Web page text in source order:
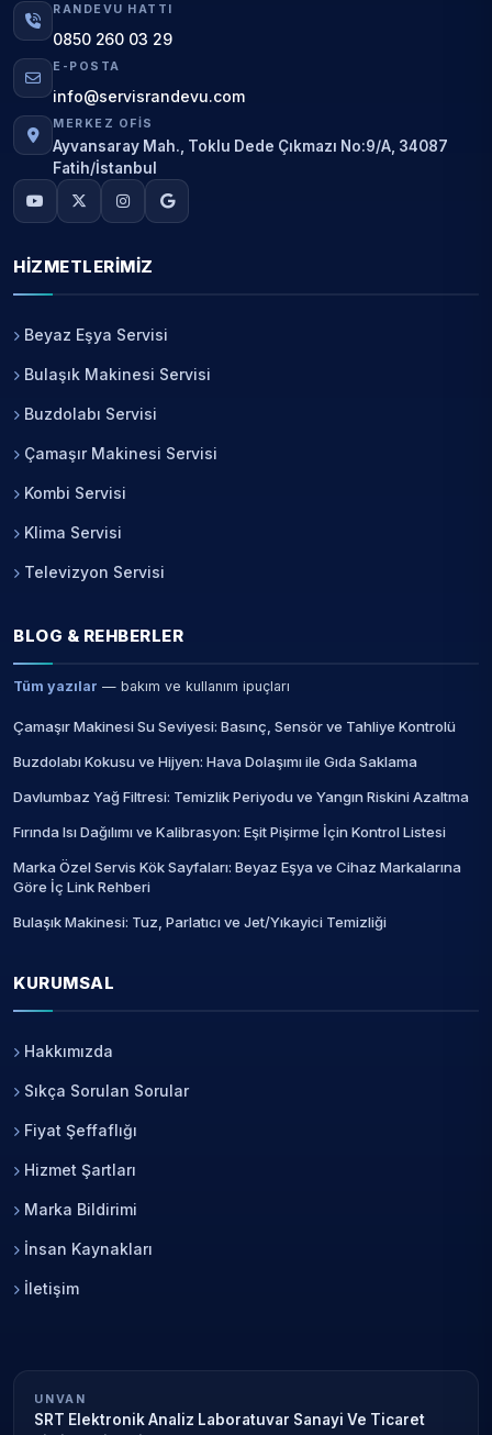
RANDEVU HATTI
0850 260 03 29
E-POSTA
info@servisrandevu.com
MERKEZ OFIS
Ayvansaray Mah., Toklu Dede Çıkmazı No:9/A, 34087
Fatih/İstanbul
HIZMETLERIMIZ
Beyaz Eşya Servisi
Bulaşık Makinesi Servisi
Buzdolabı Servisi
Çamaşır Makinesi Servisi
Kombi Servisi
Klima Servisi
Televizyon Servisi
BLOG & REHBERLER
Tüm yazılar — bakım ve kullanım ipuçları
Çamaşır Makinesi Su Seviyesi: Basınç, Sensör ve Tahliye Kontrolü
Buzdolabı Kokusu ve Hijyen: Hava Dolaşımı ile Gıda Saklama
Davlumbaz Yağ Filtresi: Temizlik Periyodu ve Yangın Riskini Azaltma
Fırında Isı Dağılımı ve Kalibrasyon: Eşit Pişirme İçin Kontrol Listesi
Marka Özel Servis Kök Sayfaları: Beyaz Eşya ve Cihaz Markalarına
Göre İç Link Rehberi
Bulaşık Makinesi: Tuz, Parlatıcı ve Jet/Yıkayici Temizliği
KURUMSAL
Hakkımızda
Sıkça Sorulan Sorular
Fiyat Şeffaflığı
Hizmet Şartları
Marka Bildirimi
İnsan Kaynakları
İletişim
UNVAN
SRT Elektronik Analiz Laboratuvar Sanayi Ve Ticaret